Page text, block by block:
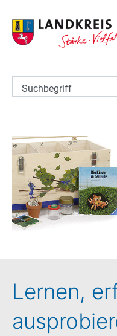
Suchbegriff
Umweltbildungsangebote
Lernen,